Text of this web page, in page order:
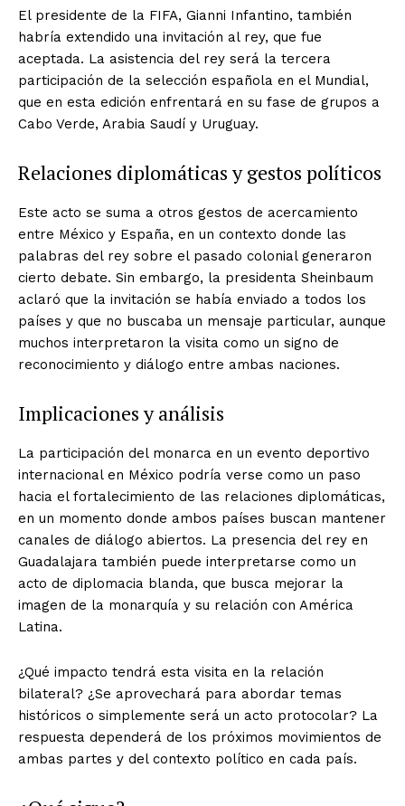
El presidente de la FIFA, Gianni Infantino, también
habría extendido una invitación al rey, que fue
aceptada. La asistencia del rey será la tercera
participación de la selección española en el Mundial,
que en esta edición enfrentará en su fase de grupos a
Cabo Verde, Arabia Saudí y Uruguay.
Relaciones diplomáticas y gestos políticos
Este acto se suma a otros gestos de acercamiento
entre México y España, en un contexto donde las
palabras del rey sobre el pasado colonial generaron
cierto debate. Sin embargo, la presidenta Sheinbaum
aclaró que la invitación se había enviado a todos los
países y que no buscaba un mensaje particular, aunque
muchos interpretaron la visita como un signo de
reconocimiento y diálogo entre ambas naciones.
Implicaciones y análisis
La participación del monarca en un evento deportivo
internacional en México podría verse como un paso
hacia el fortalecimiento de las relaciones diplomáticas,
en un momento donde ambos países buscan mantener
canales de diálogo abiertos. La presencia del rey en
Guadalajara también puede interpretarse como un
acto de diplomacia blanda, que busca mejorar la
imagen de la monarquía y su relación con América
Latina.
¿Qué impacto tendrá esta visita en la relación
bilateral? ¿Se aprovechará para abordar temas
históricos o simplemente será un acto protocolar? La
respuesta dependerá de los próximos movimientos de
ambas partes y del contexto político en cada país.